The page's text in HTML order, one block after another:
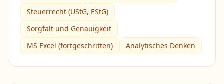
Steuerrecht (UStG, EStG)
Sorgfalt und Genauigkeit
MS Excel (fortgeschritten)
Analytisches Denken